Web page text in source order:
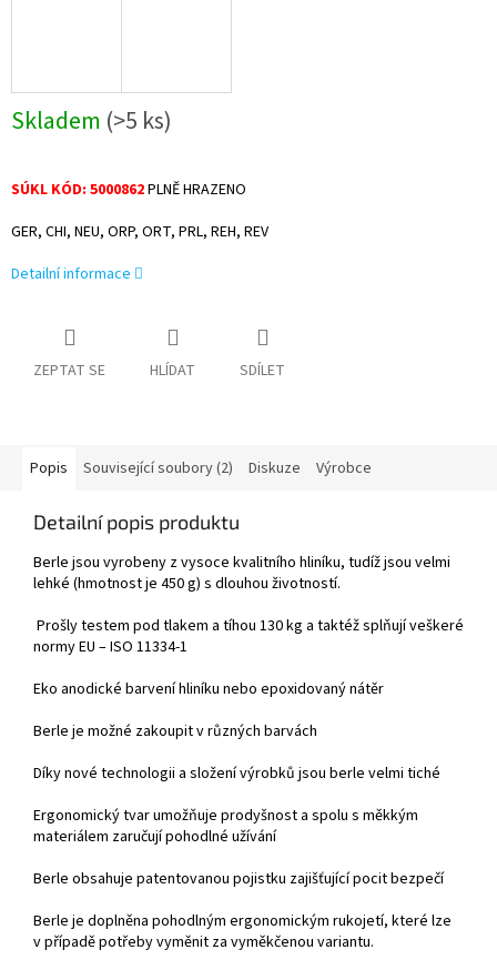
Skladem (>5 ks)
SÚKL KÓD: 5000862PLNĚ HRAZENO
GER, CHI, NEU, ORP, ORT, PRL, REH, REV
Detailní informace
ZEPTAT SE HLÍDAT SDÍLET
Popis Související soubory (2) Diskuze Výrobce
Detailní popis produktu
Berle jsou vyrobeny z vysoce kvalitního hliníku, tudíž jsou velmi
lehké (hmotnost je 450 g) s dlouhou životností.
Prošly testem pod tlakem a tíhou 130 kg a taktéž splňují veškeré
normy EU – ISO 11334-1
Eko anodické barvení hliníku nebo epoxidovaný nátěr
Berle je možné zakoupit v různých barvách
Díky nové technologii a složení výrobků jsou berle velmi tiché
Ergonomický tvar umožňuje prodyšnost a spolu s měkkým
materiálem zaručují pohodlné užívání
Berle obsahuje patentovanou pojistku zajišťující pocit bezpečí
Berle je doplněna pohodlným ergonomickým rukojetí, které lze
v případě potřeby vyměnit za vyměkčenou variantu.